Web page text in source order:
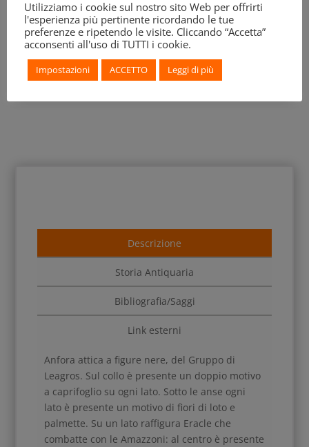
Descrizione
Storia Antiquaria
Bibliografia/Saggi
Link esterni
Anfora attica a figure nere, del Gruppo di
Leagros. Sul collo è presente un doppio motivo
a caprifoglio su ogni lato. Sotto le anse ogni
lato è presente un motivo di fiori di loto e
palmette. Su un lato raffigura Eracle che
combatte con le Amazzoni: al centro è presente
Utilizziamo i cookie sul nostro sito Web per offrirti
l'esperienza più pertinente ricordando le tue
preferenze e ripetendo le visite. Cliccando “Accetta”
acconsenti all'uso di TUTTI i cookie.
Impostazioni ACCETTO Leggi di più